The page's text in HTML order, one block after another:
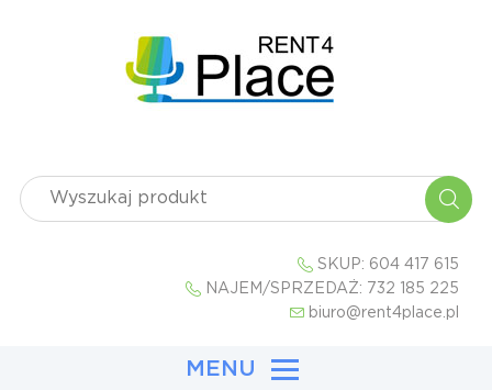
SKUP: 604 417 615
NAJEM/SPRZEDAŻ: 732 185 225
biuro@rent4place.pl
MENU